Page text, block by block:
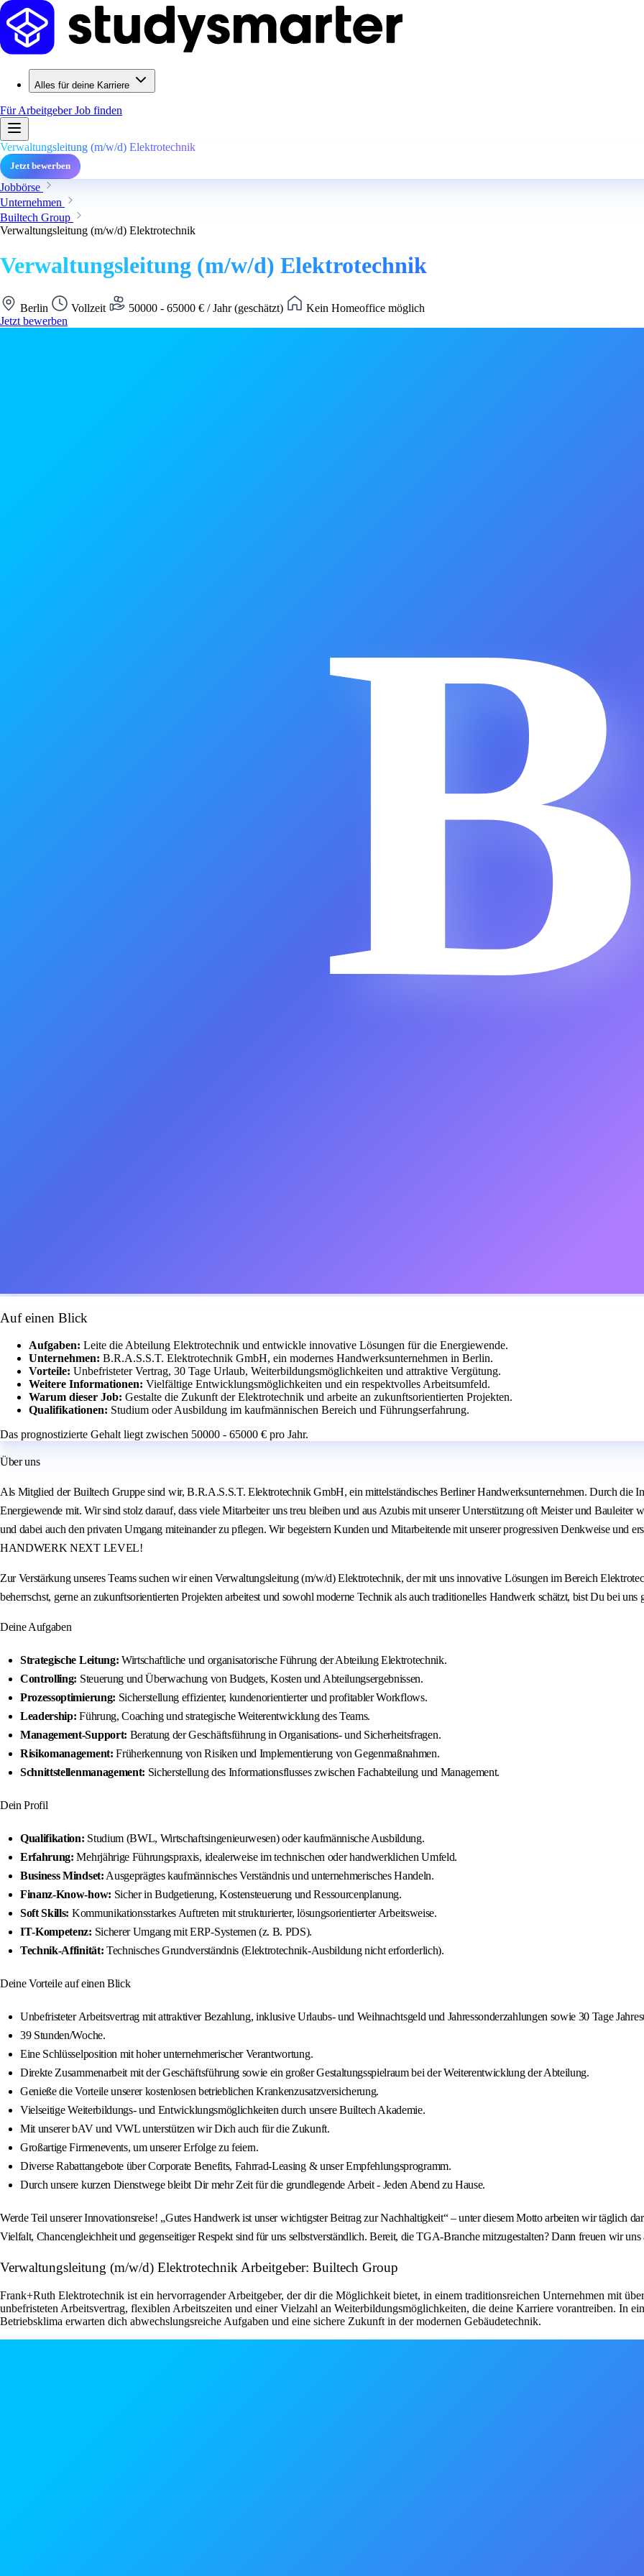
Alles für deine Karriere
Für ArbeitgeberJob finden
Verwaltungsleitung (m/w/d) Elektrotechnik
Jetzt bewerben
Jobbörse
Unternehmen
Builtech Group
Verwaltungsleitung (m/w/d) Elektrotechnik
Verwaltungsleitung (m/w/d) Elektrotechnik
Berlin Vollzeit 50000 - 65000 € / Jahr (geschätzt)
Kein Homeoffice möglich
Jetzt bewerben
B
Auf einen Blick
Aufgaben: Leite die Abteilung Elektrotechnik und entwickle innovative Lösungen für die Energiewende.
Unternehmen: B.R.A.S.S.T. Elektrotechnik GmbH, ein modernes Handwerksunternehmen in Berlin.
Vorteile: Unbefristeter Vertrag, 30 Tage Urlaub, Weiterbildungsmöglichkeiten und attraktive Vergütung.
Weitere Informationen: Vielfältige Entwicklungsmöglichkeiten und ein respektvolles Arbeitsumfeld.
Warum dieser Job: Gestalte die Zukunft der Elektrotechnik und arbeite an zukunftsorientierten Projekten.
Qualifikationen: Studium oder Ausbildung im kaufmännischen Bereich und Führungserfahrung.
Das prognostizierte Gehalt liegt zwischen 50000 - 65000 € pro Jahr.
Über uns
Als Mitglied der Builtech Gruppe sind wir, B.R.A.S.S.T. Elektrotechnik GmbH, ein mittelständisches Berliner Handwerksunternehmen. Durch die
Energiewende mit. Wir sind stolz darauf, dass viele Mitarbeiter uns treu bleiben und aus Azubis mit unserer Unterstützung oft Meister und
und dabei auch den privaten Umgang miteinander zu pflegen. Wir begeistern Kunden und Mitarbeitende mit unserer progressiven Denkweise und
HANDWERK NEXT LEVEL!
Zur Verstärkung unseres Teams suchen wir einen Verwaltungsleitung (m/w/d) Elektrotechnik, der mit uns innovative Lösungen im Bereich
beherrschst, gerne an zukunftsorientierten Projekten arbeitest und sowohl moderne Technik als auch traditionelles Handwerk schätzt, bist Du bei uns
Deine Aufgaben
Strategische Leitung: Wirtschaftliche und organisatorische Führung der Abteilung Elektrotechnik.
Controlling: Steuerung und Überwachung von Budgets, Kosten und Abteilungsergebnissen.
Prozessoptimierung: Sicherstellung effizienter, kundenorientierter und profitabler Workflows.
Leadership: Führung, Coaching und strategische Weiterentwicklung des Teams.
Management‑Support: Beratung der Geschäftsführung in Organisations- und Sicherheitsfragen.
Risikomanagement: Früherkennung von Risiken und Implementierung von Gegenmaßnahmen.
Schnittstellenmanagement: Sicherstellung des Informationsflusses zwischen Fachabteilung und Management.
Dein Profil
Qualifikation: Studium (BWL, Wirtschaftsingenieurwesen) oder kaufmännische Ausbildung.
Erfahrung: Mehrjährige Führungspraxis, idealerweise im technischen oder handwerklichen Umfeld.
Business Mindset: Ausgeprägtes kaufmännisches Verständnis und unternehmerisches Handeln.
Finanz‑Know‑how: Sicher in Budgetierung, Kostensteuerung und Ressourcenplanung.
Soft Skills: Kommunikationsstarkes Auftreten mit strukturierter, lösungsorientierter Arbeitsweise.
IT‑Kompetenz: Sicherer Umgang mit ERP‑Systemen (z. B. PDS).
Technik‑Affinität: Technisches Grundverständnis (Elektrotechnik‑Ausbildung nicht erforderlich).
Deine Vorteile auf einen Blick
Unbefristeter Arbeitsvertrag mit attraktiver Bezahlung, inklusive Urlaubs- und Weihnachtsgeld und Jahressonderzahlungen sowie 30 Tage
39 Stunden/Woche.
Eine Schlüsselposition mit hoher unternehmerischer Verantwortung.
Direkte Zusammenarbeit mit der Geschäftsführung sowie ein großer Gestaltungsspielraum bei der Weiterentwicklung der Abteilung.
Genieße die Vorteile unserer kostenlosen betrieblichen Krankenzusatzversicherung.
Vielseitige Weiterbildungs- und Entwicklungsmöglichkeiten durch unsere Builtech Akademie.
Mit unserer bAV und VWL unterstützen wir Dich auch für die Zukunft.
Großartige Firmenevents, um unserer Erfolge zu feiern.
Diverse Rabattangebote über Corporate Benefits, Fahrrad-Leasing & unser Empfehlungsprogramm.
Durch unsere kurzen Dienstwege bleibt Dir mehr Zeit für die grundlegende Arbeit - Jeden Abend zu Hause.
Werde Teil unserer Innovationsreise! „Gutes Handwerk ist unser wichtigster Beitrag zur Nachhaltigkeit“ – unter diesem Motto arbeiten wir täglich
Vielfalt, Chancengleichheit und gegenseitiger Respekt sind für uns selbstverständlich. Bereit, die TGA‑Branche mitzugestalten? Dann freuen wir
Verwaltungsleitung (m/w/d) Elektrotechnik Arbeitgeber: Builtech Group
Frank+Ruth Elektrotechnik ist ein hervorragender Arbeitgeber, der dir die Möglichkeit bietet, in einem traditionsreichen Unternehmen mit
unbefristeten Arbeitsvertrag, flexiblen Arbeitszeiten und einer Vielzahl an Weiterbildungsmöglichkeiten, die deine Karriere vorantreiben. In
Betriebsklima erwarten dich abwechslungsreiche Aufgaben und eine sichere Zukunft in der modernen Gebäudetechnik.